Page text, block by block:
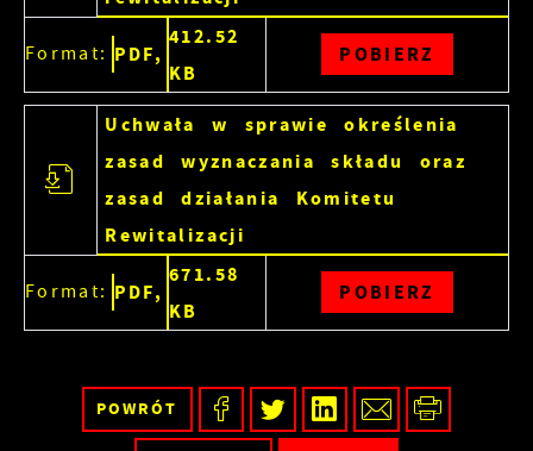
Format: PDF,
412.52
KB
POBIERZ
Uchwała w sprawie określenia
zasad wyznaczania składu oraz
zasad działania Komitetu
Rewitalizacji
Format: PDF,
671.58
KB
POBIERZ
POWRÓT